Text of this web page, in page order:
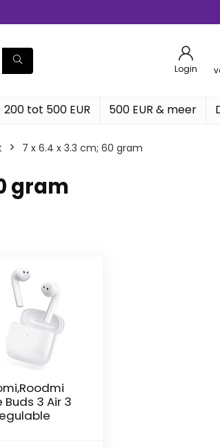
Login
200 tot 500 EUR 500 EUR & meer
‎7 x 6.4 x 3.3 cm; 60 gram
gram
Buds 3 Air 3